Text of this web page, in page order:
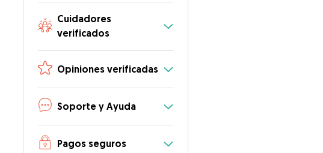
Cuidadores
verificados
Opiniones verificadas
Soporte y Ayuda
Pagos seguros